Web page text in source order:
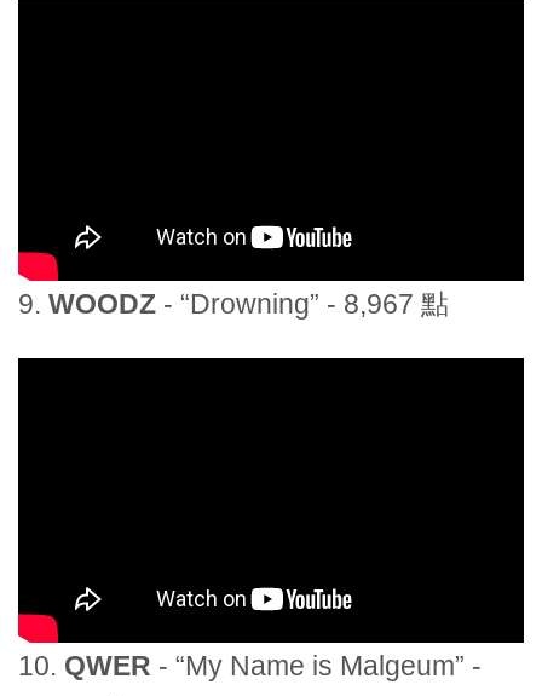
9. WOODZ - “Drowning” - 8,967 點
10. QWER - “My Name is Malgeum” -